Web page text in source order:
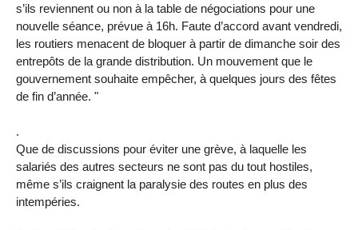
s’ils reviennent ou non à la table de négociations pour une
nouvelle séance, prévue à 16h. Faute d’accord avant vendredi,
les routiers menacent de bloquer à partir de dimanche soir des
entrepôts de la grande distribution. Un mouvement que le
gouvernement souhaite empêcher, à quelques jours des fêtes
de fin d’année. "
.
Que de discussions pour éviter une grève, à laquelle les
salariés des autres secteurs ne sont pas du tout hostiles,
même s’ils craignent la paralysie des routes en plus des
intempéries.